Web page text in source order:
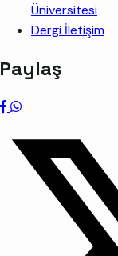
Üniversitesi
Dergi İletişim
Paylaş